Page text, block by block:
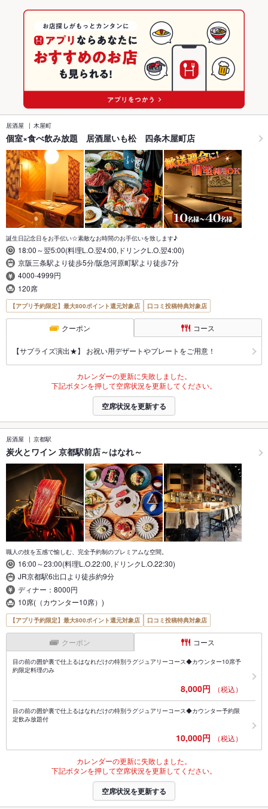
居酒屋 木屋町
個室×食べ飲み放題 居酒屋いも松 四条木屋町店
誕生日記念日をお手伝い☆素敵なお時間のお手伝いを致します♪
18:00～翌5:00(料理L.O.翌4:00,ドリンクL.O.翌4:00)
京阪三条駅より徒歩5分/阪急河原町駅より徒歩7分
4000-4999円
120席
【アプリ予約限定】最大800ポイント還元対象店 口コミ投稿特典対象店
クーポン コース
【サプライズ演出★】 お祝い用デザートやプレートをご用意！
カレンダーの更新に失敗しました。
下記ボタンを押して空席状況を更新してください。
空席状況を更新する
居酒屋 京都駅
炭火とワイン 京都駅前店～はなれ～
職人の技を五感で愉しむ、完全予約制のプレミアムな空間。
16:00～23:00(料理L.O.22:00,ドリンクL.O.22:30)
JR京都駅6出口より徒歩約9分
ディナー：8000円
10席(（カウンター10席）)
【アプリ予約限定】最大800ポイント還元対象店 口コミ投稿特典対象店
クーポン コース
目の前の囲炉裏で仕上るはなれだけの特別ラグジュアリーコース◆カウンター10席予
約限定料理のみ
8,000円 （税込）
目の前の囲炉裏で仕上るはなれだけの特別ラグジュアリーコース◆カウンター予約限
定飲み放題付
10,000円 （税込）
カレンダーの更新に失敗しました。
下記ボタンを押して空席状況を更新してください。
空席状況を更新する